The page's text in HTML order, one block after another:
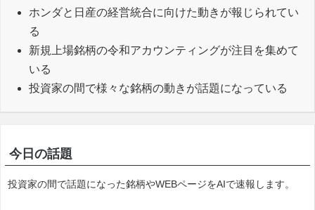
ホンダと日産の経営統合に向けた動きが報じられてい
る
新規上場銘柄の令和アカウンティングが注目を集めて
いる
投資家の間で様々な銘柄の動きが話題になっている
今日の話題
投資家の間で話題になった銘柄やWEBページをAIで速報します。